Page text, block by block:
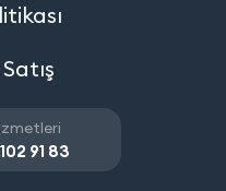
91 83